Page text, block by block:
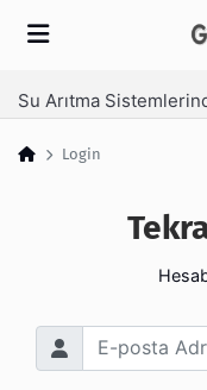
Login
E-posta Adresi